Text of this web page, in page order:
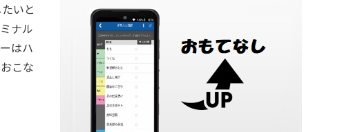
いと
ナル
はハ
こな